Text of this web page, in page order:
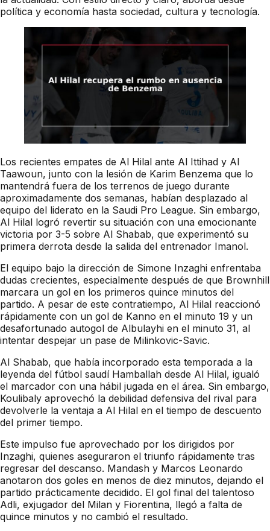
política y economía hasta sociedad, cultura y tecnología.
Los recientes empates de Al Hilal ante Al Ittihad y Al
Taawoun, junto con la lesión de Karim Benzema que lo
mantendrá fuera de los terrenos de juego durante
aproximadamente dos semanas, habían desplazado al
equipo del liderato en la Saudi Pro League. Sin embargo,
Al Hilal logró revertir su situación con una emocionante
victoria por 3-5 sobre Al Shabab, que experimentó su
primera derrota desde la salida del entrenador Imanol.
El equipo bajo la dirección de Simone Inzaghi enfrentaba
dudas crecientes, especialmente después de que Brownhill
marcara un gol en los primeros quince minutos del
partido. A pesar de este contratiempo, Al Hilal reaccionó
rápidamente con un gol de Kanno en el minuto 19 y un
desafortunado autogol de Albulayhi en el minuto 31, al
intentar despejar un pase de Milinkovic-Savic.
Al Shabab, que había incorporado esta temporada a la
leyenda del fútbol saudí Hamballah desde Al Hilal, igualó
el marcador con una hábil jugada en el área. Sin embargo,
Koulibaly aprovechó la debilidad defensiva del rival para
devolverle la ventaja a Al Hilal en el tiempo de descuento
del primer tiempo.
Este impulso fue aprovechado por los dirigidos por
Inzaghi, quienes aseguraron el triunfo rápidamente tras
regresar del descanso. Mandash y Marcos Leonardo
anotaron dos goles en menos de diez minutos, dejando el
partido prácticamente decidido. El gol final del talentoso
Adli, exjugador del Milan y Fiorentina, llegó a falta de
quince minutos y no cambió el resultado.